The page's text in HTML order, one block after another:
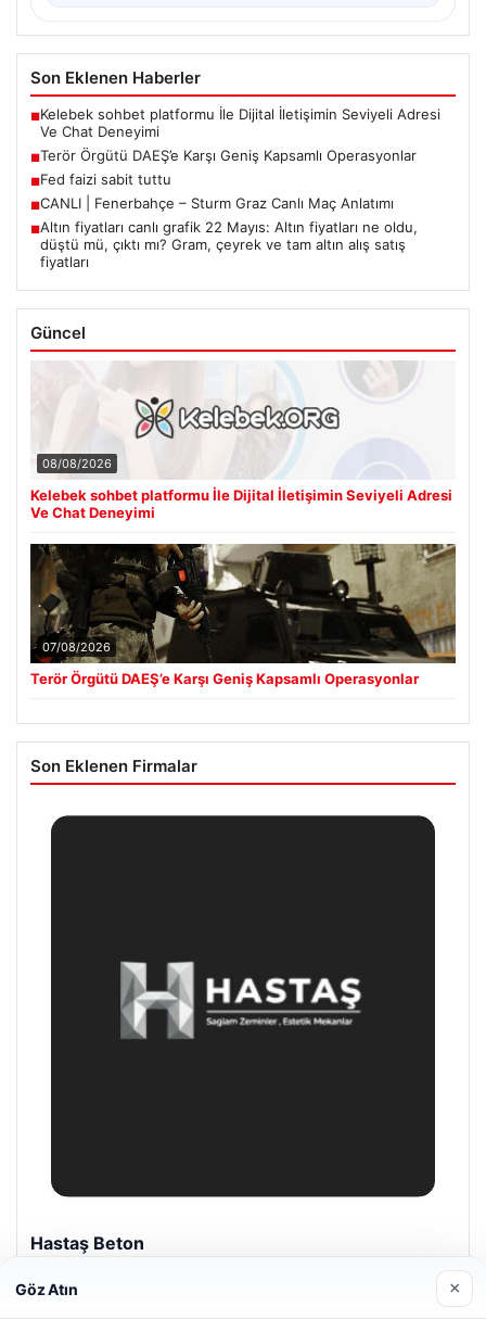
Son Eklenen Haberler
■Kelebek sohbet platformu İle Dijital İletişimin Seviyeli Adresi
Ve Chat Deneyimi
■Terör Örgütü DAEŞ’e Karşı Geniş Kapsamlı Operasyonlar
■Fed faizi sabit tuttu
■CANLI | Fenerbahçe – Sturm Graz Canlı Maç Anlatımı
■Altın fiyatları canlı grafik 22 Mayıs: Altın fiyatları ne oldu,
düştü mü, çıktı mı? Gram, çeyrek ve tam altın alış satış
fiyatları
Güncel
08/08/2026
Kelebek sohbet platformu İle Dijital İletişimin Seviyeli Adresi
Ve Chat Deneyimi
07/08/2026
Terör Örgütü DAEŞ’e Karşı Geniş Kapsamlı Operasyonlar
Son Eklenen Firmalar
Hastaş Beton
Göz Atın ×